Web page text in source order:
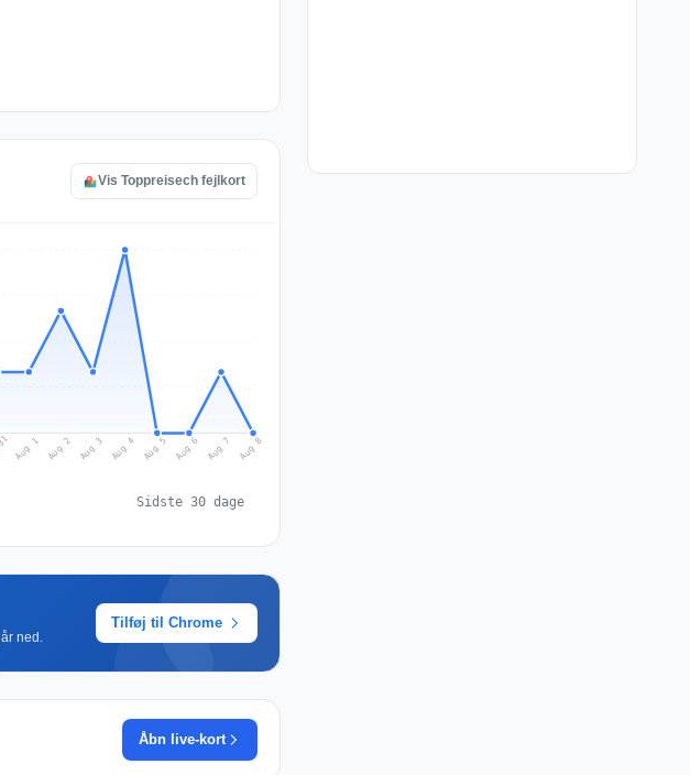
Vis Toppreisech fejlkort
Aug 1 Aug 2 Aug 3 Aug 4 Aug 5 Aug 6 Aug 7 Aug 8
Sidste 30 dage
ned.
Tilføj til Chrome
Åbn live-kort